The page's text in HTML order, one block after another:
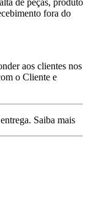
fora do
aos clientes nos
o Cliente e
Saiba mais